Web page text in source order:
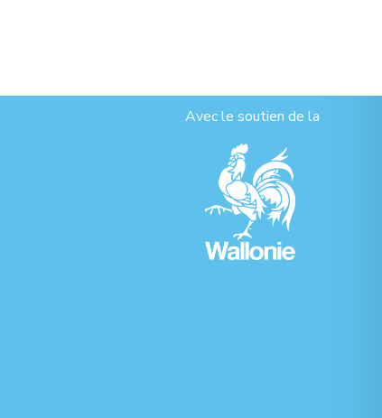
Avec le soutien de la